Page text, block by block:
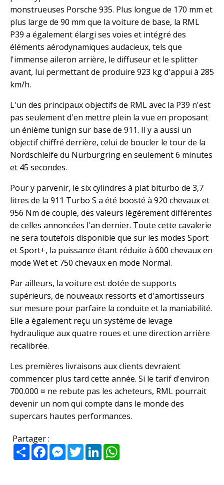
monstrueuses Porsche 935. Plus longue de 170 mm et
plus large de 90 mm que la voiture de base, la RML
P39 a également élargi ses voies et intégré des
éléments aérodynamiques audacieux, tels que
l'immense aileron arrière, le diffuseur et le splitter
avant, lui permettant de produire 923 kg d'appui à 285
km/h.
L'un des principaux objectifs de RML avec la P39 n'est
pas seulement d'en mettre plein la vue en proposant
un énième tunign sur base de 911. Il y a aussi un
objectif chiffré derrière, celui de boucler le tour de la
Nordschleife du Nürburgring en seulement 6 minutes
et 45 secondes.
Pour y parvenir, le six cylindres à plat biturbo de 3,7
litres de la 911 Turbo S a été boosté à 920 chevaux et
956 Nm de couple, des valeurs légèrement différentes
de celles annoncées l'an dernier. Toute cette cavalerie
ne sera toutefois disponible que sur les modes Sport
et Sport+, la puissance étant réduite à 600 chevaux en
mode Wet et 750 chevaux en mode Normal.
Par ailleurs, la voiture est dotée de supports
supérieurs, de nouveaux ressorts et d'amortisseurs
sur mesure pour parfaire la conduite et la maniabilité.
Elle a également reçu un système de levage
hydraulique aux quatre roues et une direction arrière
recalibrée.
Les premières livraisons aux clients devraient
commencer plus tard cette année. Si le tarif d'environ
700.000 ¤ ne rebute pas les acheteurs, RML pourrait
devenir un nom qui compte dans le monde des
supercars hautes performances.
Partager :
PartagerFacebookMessenger
TwitterLinkedIn